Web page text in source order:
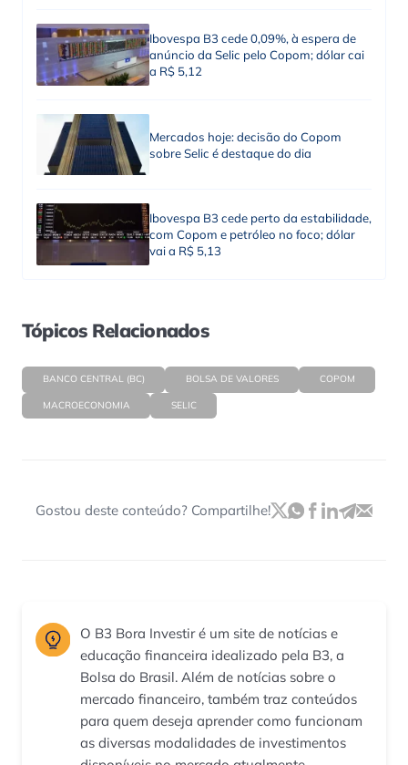
Ibovespa B3 cede 0,09%, à espera de
anúncio da Selic pelo Copom; dólar cai
a R$ 5,12
Mercados hoje: decisão do Copom
sobre Selic é destaque do dia
Ibovespa B3 cede perto da estabilidade,
com Copom e petróleo no foco; dólar
vai a R$ 5,13
Tópicos Relacionados
BANCO CENTRAL (BC) BOLSA DE VALORES COPOM
MACROECONOMIA SELIC
Gostou deste conteúdo? Compartilhe!
O B3 Bora Investir é um site de notícias e
educação financeira idealizado pela B3, a
Bolsa do Brasil. Além de notícias sobre o
mercado financeiro, também traz conteúdos
para quem deseja aprender como funcionam
as diversas modalidades de investimentos